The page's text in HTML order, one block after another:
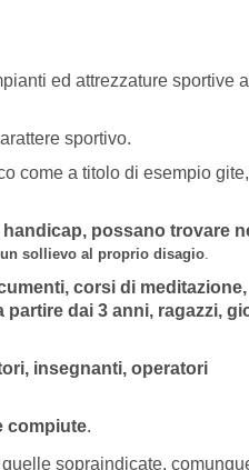
ed attrezzature sportive
sportivo.
come a titolo di esempio
possano trovare
sollievo al proprio disagio.
corsi di meditazione,
dai 3 anni, ragazzi,
insegnanti, operatori
compiute.
sopraindicate,